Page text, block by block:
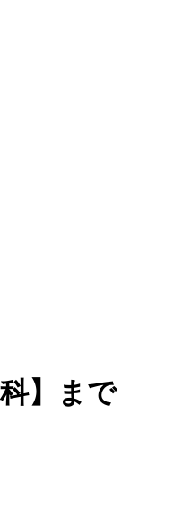
】まで